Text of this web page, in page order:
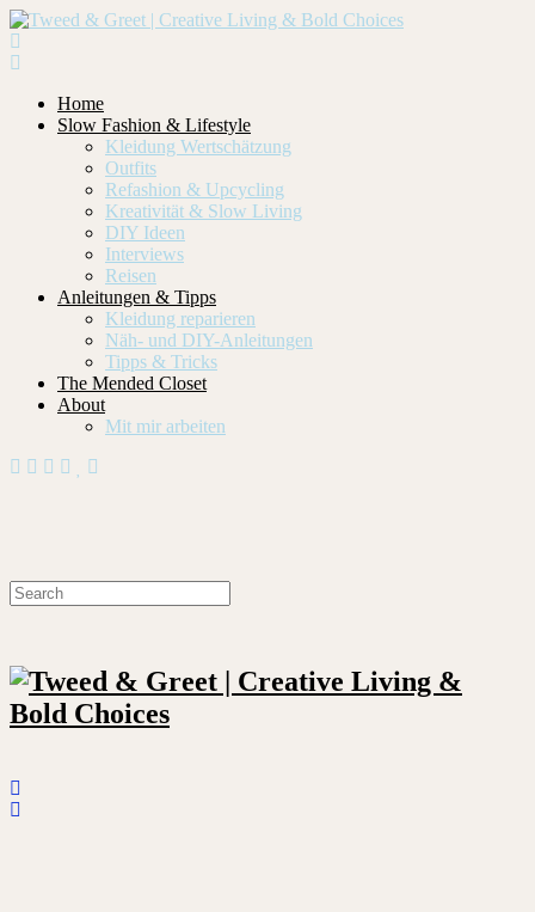
Home
Slow Fashion & Lifestyle
Kleidung Wertschätzung
Outfits
Refashion & Upcycling
Kreativität & Slow Living
DIY Ideen
Interviews
Reisen
Anleitungen & Tipps
Kleidung reparieren
Näh- und DIY-Anleitungen
Tipps & Tricks
The Mended Closet
About
Mit mir arbeiten